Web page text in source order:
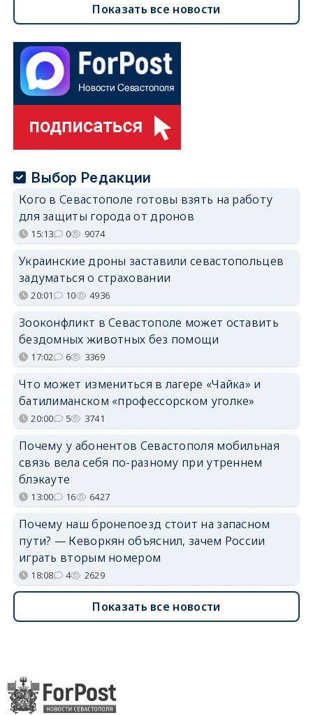
Показать все новости
Выбор Редакции
Кого в Севастополе готовы взять на работу
для защиты города от дронов
15:13 0 9074
Украинские дроны заставили севастопольцев
задуматься о страховании
20:01 10 4936
Зооконфликт в Севастополе может оставить
бездомных животных без помощи
17:02 6 3369
Что может измениться в лагере «Чайка» и
батилиманском «профессорском уголке»
20:00 5 3741
Почему у абонентов Севастополя мобильная
связь вела себя по-разному при утреннем
блэкауте
13:00 16 6427
Почему наш бронепоезд стоит на запасном
пути? — Кеворкян объяснил, зачем России
играть вторым номером
18:08 4 2629
Показать все новости